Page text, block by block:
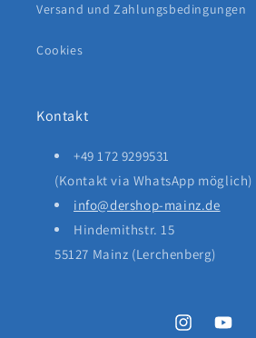
Versand und Zahlungsbedingungen
Cookies
Kontakt
+49 172 9299531
(Kontakt via WhatsApp möglich)
info@dershop-mainz.de
Hindemithstr. 15
55127 Mainz (Lerchenberg)
InstagramYouTube